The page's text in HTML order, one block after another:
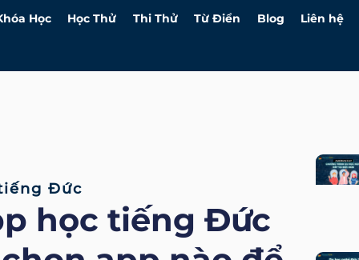
Học Học Thử Thi Thử Từ Điển Blog Liên hệ
Đức
học tiếng Đức